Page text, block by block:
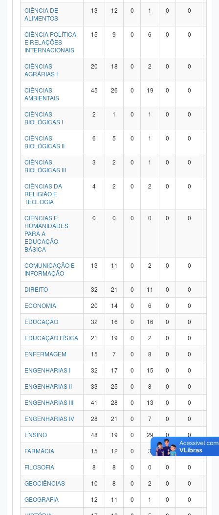
CIÊNCIA DE
ALIMENTOS
13 12 0 1 0 0
CIÊNCIA POLÍTICA
E RELAÇÕES
INTERNACIONAIS
15 9 0 6 0 0
CIÊNCIAS
AGRÁRIAS I
20 18 0 2 0 0
CIÊNCIAS
AMBIENTAIS
45 26 0 19 0 0
CIÊNCIAS
BIOLÓGICAS I
2 1 0 1 0 0
CIÊNCIAS
BIOLÓGICAS II
6 5 0 1 0 0
CIÊNCIAS
BIOLÓGICAS III
3 2 0 1 0 0
CIÊNCIAS DA
RELIGIÃO E
TEOLOGIA
4 2 0 2 0 0
CIÊNCIAS E
HUMANIDADES
PARA A
EDUCAÇÃO
BÁSICA
0 0 0 0 0 0
COMUNICAÇÃO E
INFORMAÇÃO
13 11 0 2 0 0
DIREITO 32 21 0 11 0 0
ECONOMIA
20 14 0 6 0 0
EDUCAÇÃO
32 16 0 16 0 0
EDUCAÇÃO FÍSICA
21 19 0 2 0 0
ENFERMAGEM
15 7 0 8 0 0
ENGENHARIAS I
32 17 0 15 0 0
ENGENHARIAS II
33 25 0 8 0 0
ENGENHARIAS III
41 28 0 13 0 0
ENGENHARIAS IV
28 21 0 7 0 0
ENSINO
48 19 0 29 0 0
FARMÁCIA
15 12 0 3 0 0
FILOSOFIA
8 8 0 0 0 0
GEOCIÊNCIAS
10 8 0 2 0 0
GEOGRAFIA
12 11 0 1 0 0